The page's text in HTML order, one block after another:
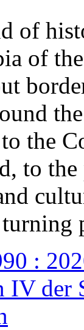
of
of
the
to the
:
IV der